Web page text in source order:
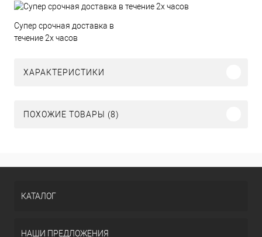
Супер срочная доставка в
течение 2х часов
ХАРАКТЕРИСТИКИ
ПОХОЖИЕ ТОВАРЫ (8)
КАТАЛОГ
НАШИ ПРЕДЛОЖЕНИЯ